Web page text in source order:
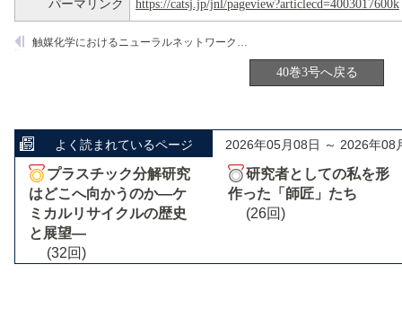
パーマリンク https://catsj.jp/jnl/pageview?articlecd=4003017600k
触媒化学におけるニューラルネットワークの利用
40巻3号へ戻る
よく読まれているページ 2026年05月08日 ～ 2026年08
プラスチック分解研究
はどこへ向かうのか―ケ
ミカルリサイクルの歴史
と展望―
(32回)
研究者としての私を形
作った「師匠」たち
(26回)